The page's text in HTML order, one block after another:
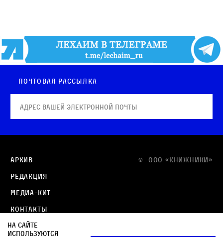
Почтовая рассылка
© OOO «КНИЖНИКИ»
Архив
Редакция
Медиа-кит
Контакты
Политика в отношении обработки персональных
данных
На сайте
используются